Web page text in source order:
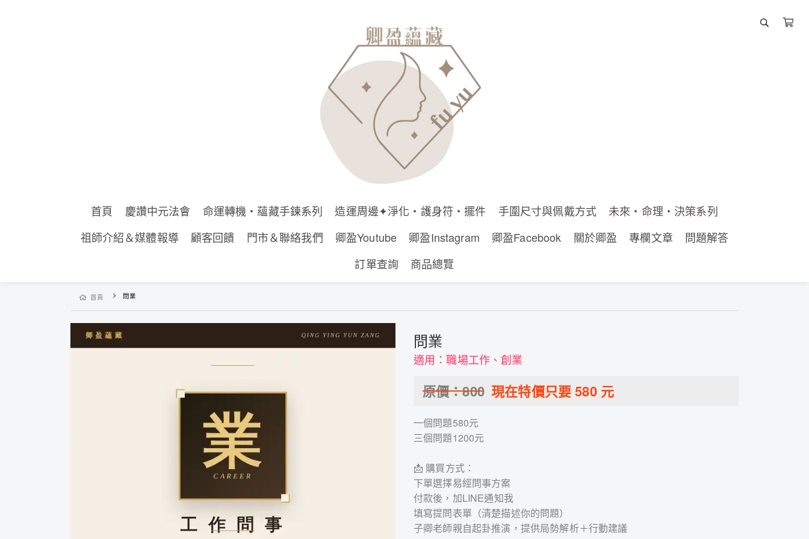
首頁 慶讚中元法會 命運轉機・蘊藏手鍊系列 造運周邊✦淨化・護身符・擺件 手圍尺寸與佩戴方式
未來・命理・決策系列
祖師介紹＆媒體報導
顧客回饋 門市＆聯絡我們 卿盈Youtube 卿盈Instagram 卿盈Facebook 關於卿盈 專欄文章
問題解答
訂單查詢
商品總覽
首頁 問業
問業
適用：職場工作、創業
原價：800 現在特價只要580元
一個問題580元
三個問題1200元
📩 購買方式：
下單選擇易經問事方案
付款後，加LINE通知我
填寫提問表單（清楚描述你的問題）
子卿老師親自起卦推演，提供局勢解析＋行動建議